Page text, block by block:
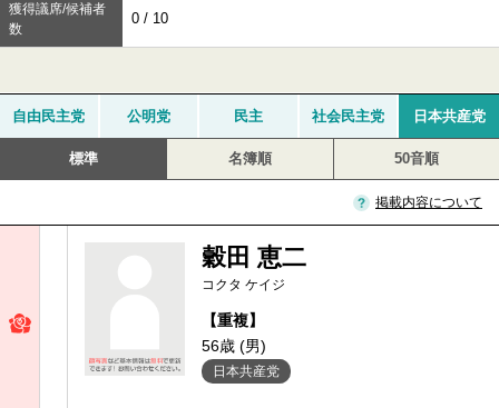
獲得議席/候補者
数
0 / 10
自由民主党 公明党 民主 社会民主党 日本共産党
標準 名簿順 50音順
掲載内容について
穀田 恵二
コクタ ケイジ
【重複】
56歳 (男)
日本共産党